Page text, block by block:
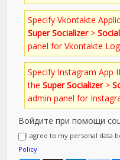
Specify Vkontakte
Super Socializer>
panel for Vkontakte
Specify Instagram App
theSuper Socializer>
admin panel for
Войдите при помощи
I agree to my personal data
Policy